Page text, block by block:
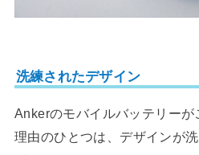
洗練されたデザイン
Ankerのモバイルバッテリーが
理由のひとつは、デザインが